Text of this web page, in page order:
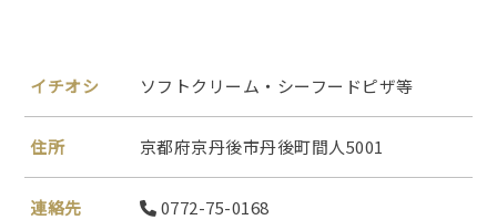
イチオシ ソフトクリーム・シーフードピザ等
住所 京都府京丹後市丹後町間人5001
連絡先
0772-75-0168